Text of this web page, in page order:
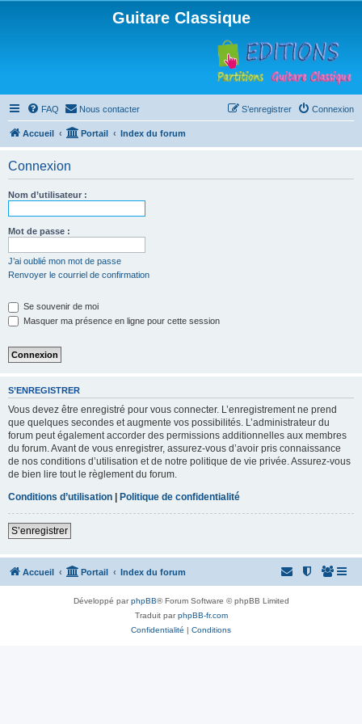
Guitare Classique
FAQ Nous contacter Connexion
S’enregistrer
Accueil Portail Index du forum
Connexion
Nom d’utilisateur :
Mot de passe :
J’ai oublié mon mot de passe
Renvoyer le courriel de confirmation
Se souvenir de moi
Masquer ma présence en ligne pour cette session
S’ENREGISTRER
Vous devez être enregistré pour vous connecter. L’enregistrement ne prend
que quelques secondes et augmente vos possibilités. L’administrateur du
forum peut également accorder des permissions additionnelles aux membres
du forum. Avant de vous enregistrer, assurez-vous d’avoir pris connaissance
de nos conditions d’utilisation et de notre politique de vie privée. Assurez-vous
de bien lire tout le règlement du forum.
Conditions d’utilisation | Politique de confidentialité
S’enregistrer
Accueil Portail Index du forum
Développé parphpBB® Forum Software © phpBB Limited
Traduit parphpBB-fr.com
Confidentialité | Conditions